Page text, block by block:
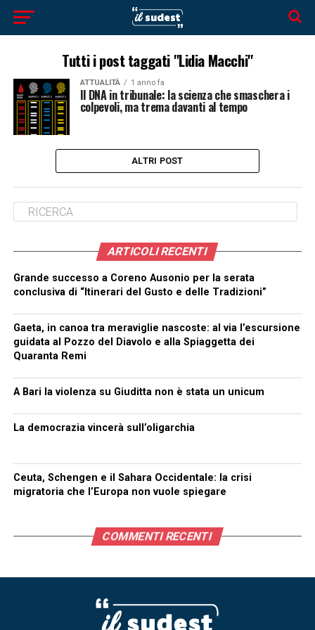
Tutti i post taggati "Lidia Macchi"
ATTUALITÀ 1 anno fa
Il DNA in tribunale: la scienza che smaschera i
colpevoli, ma trema davanti al tempo
ALTRI POST
ARTICOLI RECENTI
Grande successo a Coreno Ausonio per la serata
conclusiva di “Itinerari del Gusto e delle Tradizioni”
Gaeta, in canoa tra meraviglie nascoste: al via l’escursione
guidata al Pozzo del Diavolo e alla Spiaggetta dei
Quaranta Remi
A Bari la violenza su Giuditta non è stata un unicum
La democrazia vincerà sull’oligarchia
Ceuta, Schengen e il Sahara Occidentale: la crisi
migratoria che l’Europa non vuole spiegare
COMMENTI RECENTI